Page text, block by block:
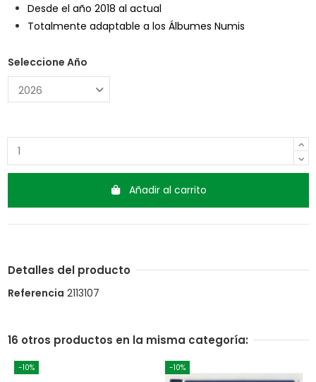
Desde el año 2018 al actual
Totalmente adaptable a los Álbumes Numis
Seleccione Año
Añadir al carrito
Detalles del producto
Referencia 2113107
16 otros productos en la misma categoría:
-10% -10%